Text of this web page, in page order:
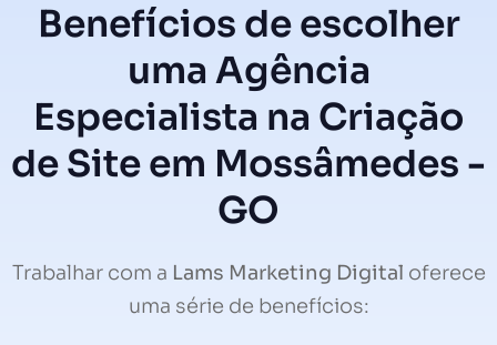
Benefícios de escolher
uma Agência
Especialista na Criação
de Site em Mossâmedes -
GO
Trabalhar com a Lams Marketing Digital oferece
uma série de benefícios: